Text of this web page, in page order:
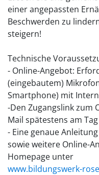
einer angepassten
Beschwerden zu
steigern!
Technische
- Online-Angebot:
(eingebautem)
Smartphone) mit
-Den Zugangslink zum
Mail spätestens am
- Eine genaue
sowie weitere Online-
Homepage unter
www.bildungswerk-